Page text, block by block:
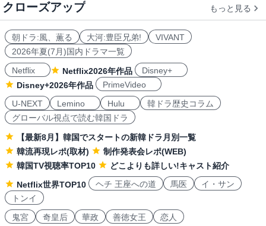
クローズアップ もっと見る
朝ドラ:風、薫る 大河:豊臣兄弟!
VIVANT
2026年夏(7月)国内ドラマ一覧
Netflix
Netflix2026年作品
Disney+
Disney+2026年作品
PrimeVideo
U-NEXT
Lemino Hulu
韓ドラ歴史コラム
グローバル視点で読む韓国ドラ
【最新8月】韓国でスタートの新韓ドラ月別一覧
韓流再現レポ(取材)
制作発表会レポ(WEB)
韓国TV視聴率TOP10
どこよりも詳しい!キャスト紹介
Netflix世界TOP10
ヘチ 王座への道 馬医
イ・サン
トンイ
鬼宮
奇皇后 華政 善徳女王 恋人